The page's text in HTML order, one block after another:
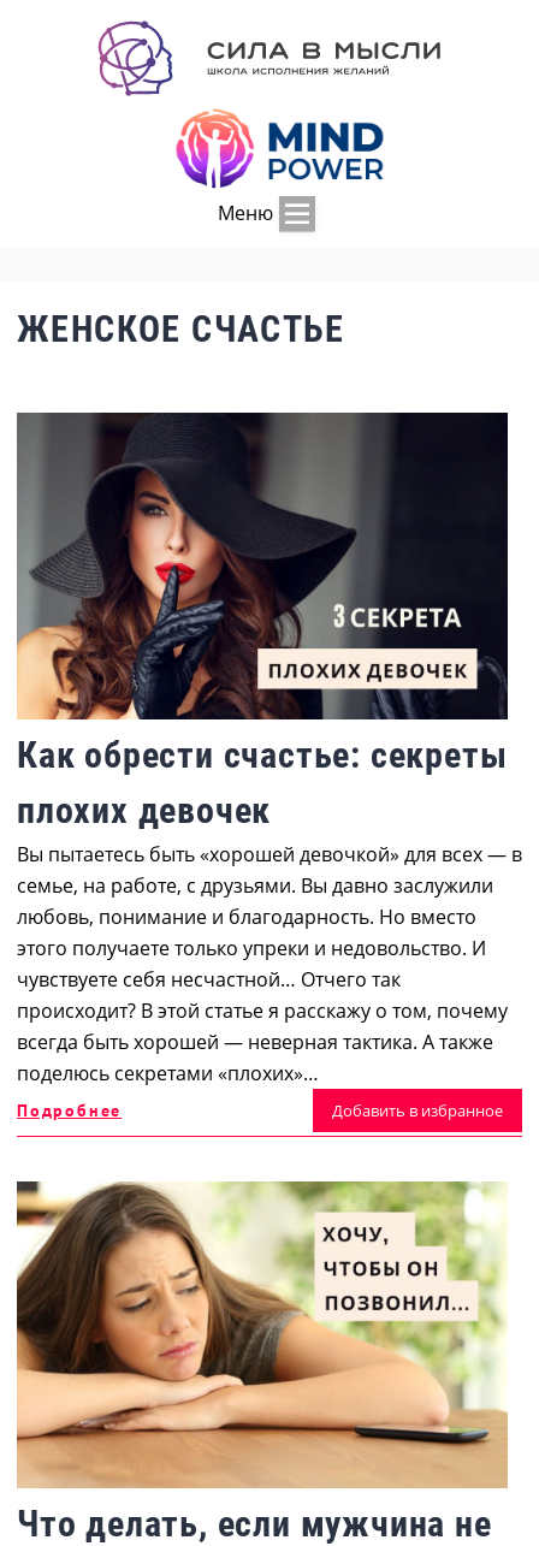
Меню
ЖЕНСКОЕ СЧАСТЬЕ
Как обрести счастье: секреты
плохих девочек
Вы пытаетесь быть «хорошей девочкой» для всех — в
семье, на работе, с друзьями. Вы давно заслужили
любовь, понимание и благодарность. Но вместо
этого получаете только упреки и недовольство. И
чувствуете себя несчастной… Отчего так
происходит? В этой статье я расскажу о том, почему
всегда быть хорошей — неверная тактика. А также
поделюсь секретами «плохих»…
Подробнее Добавить в избранное
Что делать, если мужчина не